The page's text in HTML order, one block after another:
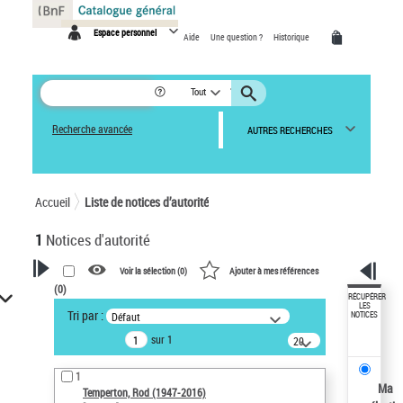
Espace personnel Aide Une question ? Historique
Tout
Recherche avancée AUTRES RECHERCHES
Accueil Liste de notices d’autorité
1 Notices d'autorité
VOTRE RECHERCHE
Recherche avancée dans les
notices d’autorité
Œuvres liées à l'auteur :
Temperton, Rod (1947-2016)
Voir la sélection (0) Ajouter à mes références
(0)
Tri par : Défaut
sur 1
20
résultats/page
1
Temperton, Rod (1947-2016)
RÉCUPÉRER
LES
NOTICES
Ma
Panneau de gestion des cookies